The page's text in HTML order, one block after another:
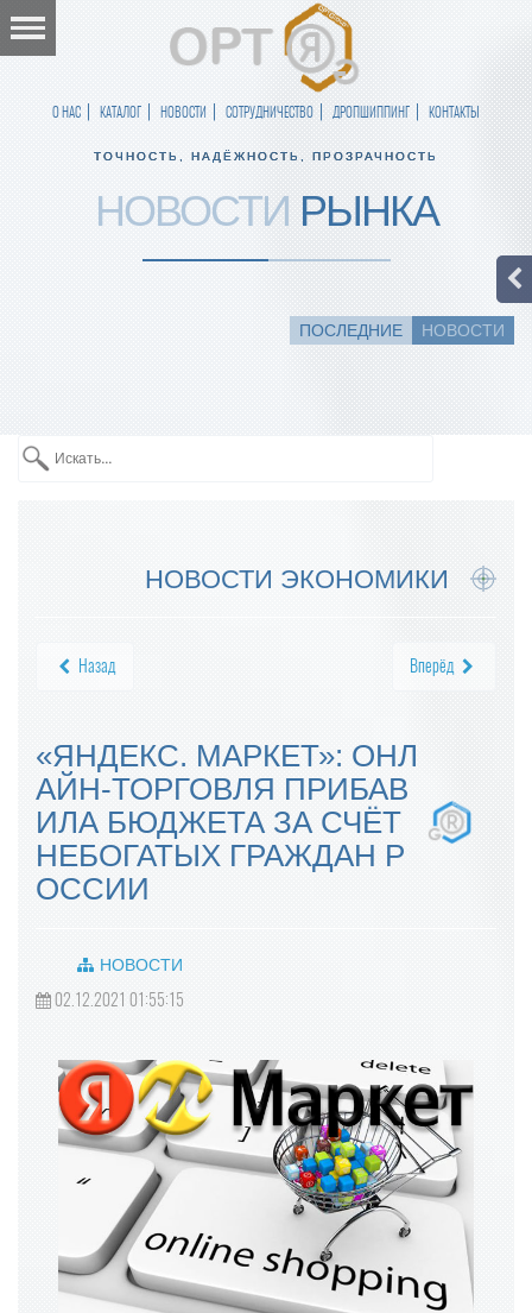
О НАС КАТАЛОГ НОВОСТИ СОТРУДНИЧЕСТВО ДРОПШИППИНГ КОНТАКТЫ
ТОЧНОСТЬ, НАДЁЖНОСТЬ, ПРОЗРАЧНОСТЬ
НОВОСТИ РЫНКА
ПОСЛЕДНИЕ НОВОСТИ
НОВОСТИ ЭКОНОМИКИ
Назад Вперёд
«ЯНДЕКС. МАРКЕТ»: ОНЛ
АЙН-ТОРГОВЛЯ ПРИБАВ
ИЛА БЮДЖЕТА ЗА СЧЁТ
НЕБОГАТЫХ ГРАЖДАН Р
ОССИИ
НОВОСТИ
02.12.2021 01:55:15